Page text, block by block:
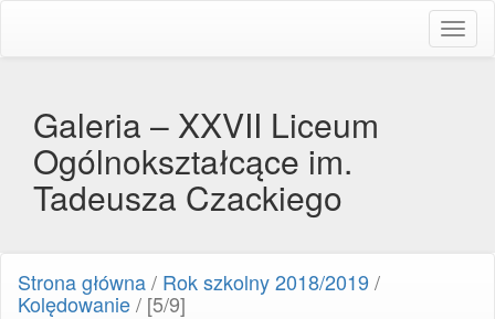
Galeria – XXVII Liceum
Ogólnokształcące im.
Tadeusza Czackiego
Strona główna/ Rok szkolny 2018/2019 /
Kolędowanie/ [5/9]